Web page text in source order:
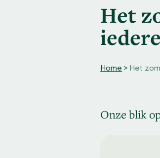
Het
Home > Het
Onze blik